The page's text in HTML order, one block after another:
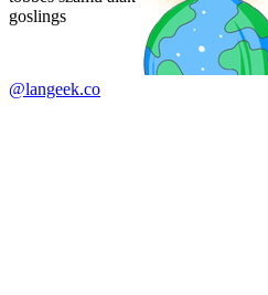
goslings
@langeek.co